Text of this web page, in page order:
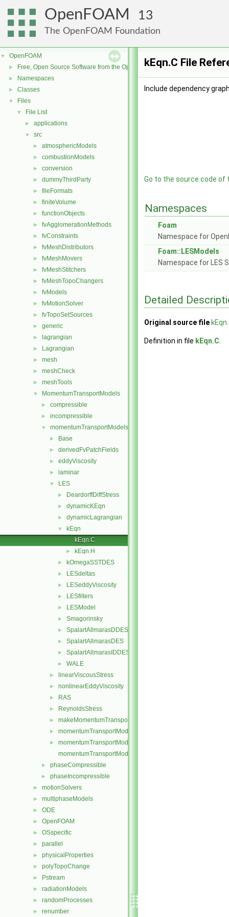
OpenFOAM 13
The OpenFOAM Foundation
▼ OpenFOAM
► Free, Open Source Software from the OpenFOAM Foundation
► Namespaces
► Classes
▼ Files
▼ File List
► applications
▼ src
► atmosphericModels
► combustionModels
► conversion
► dummyThirdParty
► fileFormats
► finiteVolume
► functionObjects
► fvAgglomerationMethods
► fvConstraints
► fvMeshDistributors
► fvMeshMovers
► fvMeshStitchers
► fvMeshTopoChangers
► fvModels
► fvMotionSolver
► fvTopoSetSources
► generic
► lagrangian
► Lagrangian
► mesh
► meshCheck
► meshTools
▼ MomentumTransportModels
► compressible
► incompressible
▼ momentumTransportModels
► Base
► derivedFvPatchFields
► eddyViscosity
► laminar
▼ LES
► DeardorffDiffStress
► dynamicKEqn
► dynamicLagrangian
▼
kEqn
kEqn.C
► kEqn.H
► kOmegaSSTDES
► LESdeltas
► LESeddyViscosity
► LESfilters
► LESModel
► Smagorinsky
► SpalartAllmarasDDES
► SpalartAllmarasDES
► SpalartAllmarasIDDES
► WALE
► linearViscousStress
► nonlinearEddyViscosity
► RAS
► ReynoldsStress
► makeMomentumTransportModel.H
► momentumTransportModel.C
►
momentumTransportModel.H
momentumTransportModelTemplates.C
► phaseCompressible
► phaseIncompressible
► motionSolvers
► multiphaseModels
► ODE
► OpenFOAM
► OSspecific
► parallel
► physicalProperties
► polyTopoChange
► Pstream
► radiationModels
► randomProcesses
► renumber
kEqn.C File
Include dependency
Go to the source code of
Namespaces
Foam
Namespace for
Foam::LESModels
Namespace for LES
Detailed
Original source file
Definition in file kEqn.C